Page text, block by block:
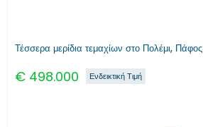
Τέσσερα μερίδια τεμαχίων στο Πολέμι, Πάφος
€ 498.000 Ενδεικτική Τιμή